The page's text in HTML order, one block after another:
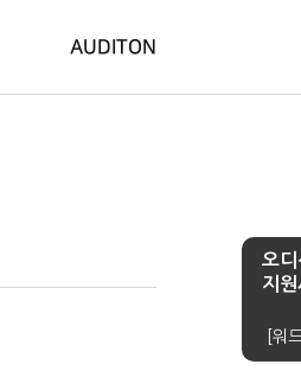
오디
지원
[워
AUDITON